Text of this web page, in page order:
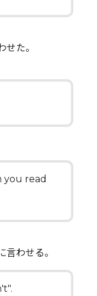
た。
you read
わせる。